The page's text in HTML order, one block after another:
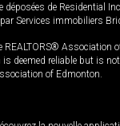
déposées de Residential
Services immobiliers
Association
is deemed reliable but is
of Edmonton.